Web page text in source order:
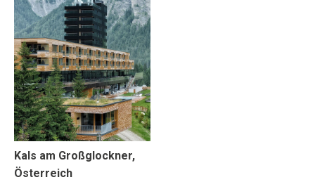
Kals am Großglockner,
Österreich